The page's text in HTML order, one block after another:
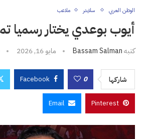
الوطن العربي سلايدر ملاعب
أيوب بوعدي يختار رسميا
كتبهBassam Salman مايو 16, 2026
شاركها 0
Facebook
Pinterest
Email